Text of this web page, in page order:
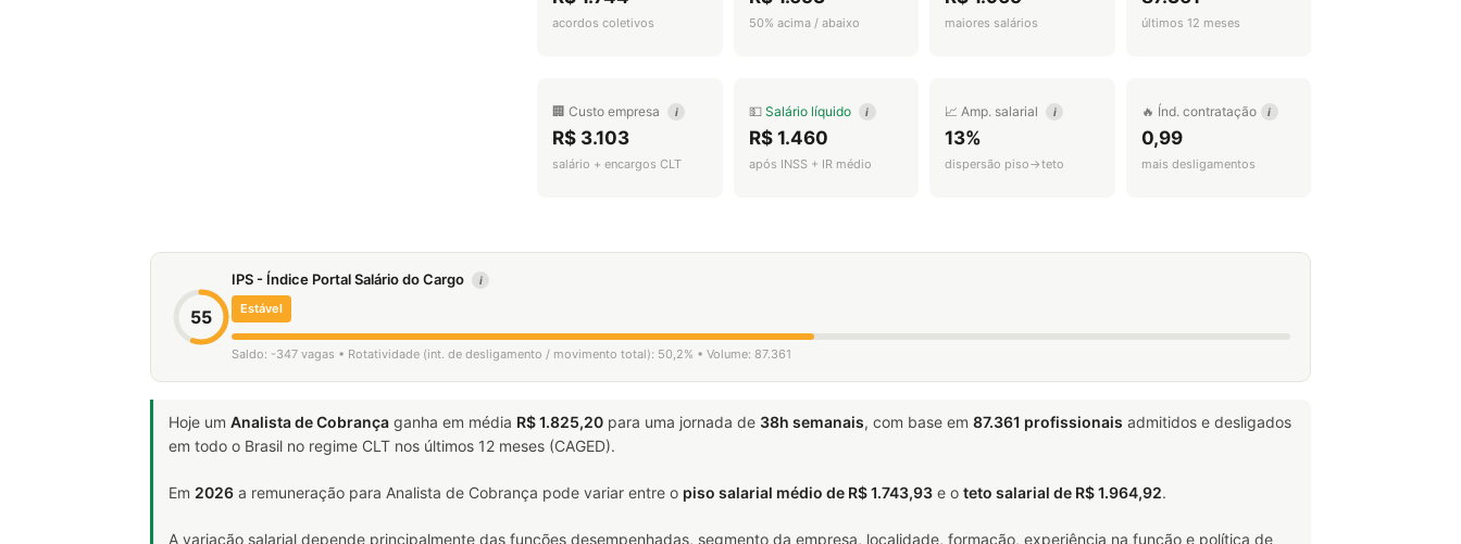
acordos coletivos 50% acima / abaixo maiores salários últimos 12 meses
🏢 Custo empresa i
R$ 3.103
salário + encargos CLT
💵 Salário líquido i
R$ 1.460
após INSS + IR médio
📈 Amp. salarial i
13%
dispersão piso→teto
🔥 Índ. contratação i
0,99
mais desligamentos
55
IPS - Índice Portal Salário do Cargo i
Estável
Saldo: -347 vagas • Rotatividade (int. de desligamento / movimento total): 50,2% • Volume: 87.361
Hoje um Analista de Cobrança ganha em média R$ 1.825,20 para uma jornada de 38h semanais, com base em 87.361 profissionais admitidos e desligados
em todo o Brasil no regime CLT nos últimos 12 meses (CAGED).
Em 2026 a remuneração para Analista de Cobrança pode variar entre o piso salarial médio de R$ 1.743,93 e o teto salarial de R$ 1.964,92.
A variação salarial depende principalmente das funções desempenhadas, segmento da empresa, localidade, formação, experiência na função e política de